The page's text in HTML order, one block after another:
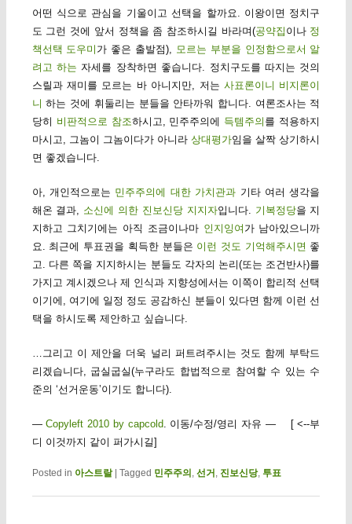
어떤 식으로 관심을 기울이고 선택을 할까요. 이왕이면 정치구
도 그런 것에 앞서 정책을 좀 참조하시길 바라며(공약집 이나 정
책선택 도우미 가 좋은 출발점),
모르는 부분을 인정함으로서 알
려고 하는 자세를 장착하면 좋습니다. 정치구도를 따지는 것의
스릴과 재미를 모르는 바 아니지만, 저는 사표론이니 비지론이
니 하는 것에 휘둘리는 분들을 안타까워 합니다. 여론조사는 적
당히 비판적으로 참조하시고, 민주주의에 득템주의 를 적용하지
마시고, 그놈이 그놈이다가 아니라상대평가임을 살짝 상기하시
면 좋겠습니다.
아, 개인적으로는 민주주의에 대한 가치관과 기타 여러 생각을
해온 결과, 소신에 의한 진보신당 지지자입니다. 기복정당을 지
지하고 그치기에는 아직 조금이나마 인지잉여 가 남아있으니까
요. 최근에 투표권을 획득한 분들은 이런 것도 기억해주시면 좋
고. 다른 쪽을 지지하시는 분들도 각자의 논리(또는 조건반사)를
가지고 계시겠으나 제 인식과 지향성에서는 이쪽이 합리적 선택
이기에, 여기에 일정 정도 공감하신 분들이 있다면 함께 이런 선
택을 하시도록 제안하고 싶습니다.
…그리고 이 제안을 더욱 널리 퍼트려주시는 것도 함께 부탁드
리겠습니다, 굽실굽실(누구라도 합법적으로 참여할 수 있는 수
준의 ‘선거운동’이기도 합니다).
—Copyleft 2010 by capcold. 이동/수정/영리 자유 — [ <--부
디 이것까지 같이 퍼가시길]
Posted in 아스트랄 Tagged 민주주의 , 선거 , 진보신당, 투표